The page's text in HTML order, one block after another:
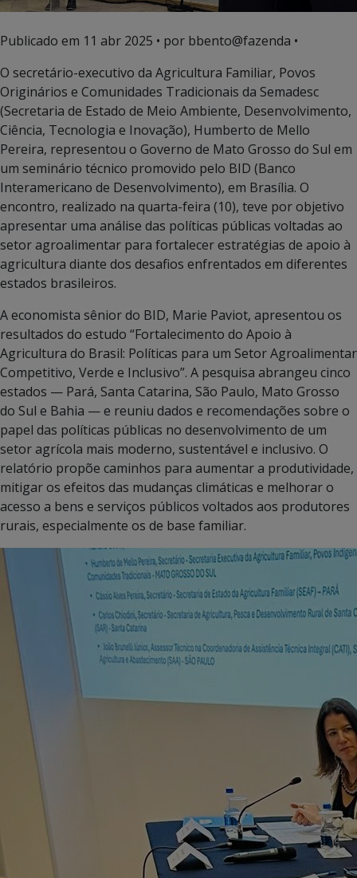
Publicado em 11 abr 2025 • por bbento@fazenda •
O secretário-executivo da Agricultura Familiar, Povos
Originários e Comunidades Tradicionais da Semadesc
(Secretaria de Estado de Meio Ambiente, Desenvolvimento,
Ciência, Tecnologia e Inovação), Humberto de Mello
Pereira, representou o Governo de Mato Grosso do Sul em
um seminário técnico promovido pelo BID (Banco
Interamericano de Desenvolvimento), em Brasília. O
encontro, realizado na quarta-feira (10), teve por objetivo
apresentar uma análise das políticas públicas voltadas ao
setor agroalimentar para fortalecer estratégias de apoio à
agricultura diante dos desafios enfrentados em diferentes
estados brasileiros.
A economista sênior do BID, Marie Paviot, apresentou os
resultados do estudo “Fortalecimento do Apoio à
Agricultura do Brasil: Políticas para um Setor Agroalimentar
Competitivo, Verde e Inclusivo”. A pesquisa abrangeu cinco
estados — Pará, Santa Catarina, São Paulo, Mato Grosso
do Sul e Bahia — e reuniu dados e recomendações sobre o
papel das políticas públicas no desenvolvimento de um
setor agrícola mais moderno, sustentável e inclusivo. O
relatório propõe caminhos para aumentar a produtividade,
mitigar os efeitos das mudanças climáticas e melhorar o
acesso a bens e serviços públicos voltados aos produtores
rurais, especialmente os de base familiar.